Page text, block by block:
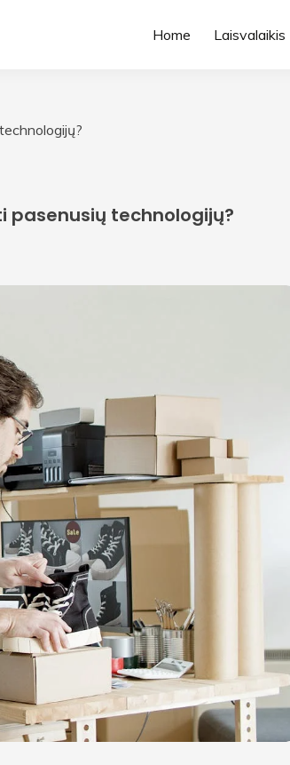
Home Laisvalaikis
technologijų?